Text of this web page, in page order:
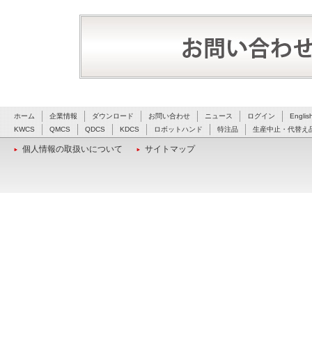
ホーム 企業情報 ダウンロード お問い合わせ ニュース ログイン
KWCS
QMCS QDCS KDCS ロボットハンド 特注品 生産中止・代替え
個人情報の取扱いについて サイトマップ